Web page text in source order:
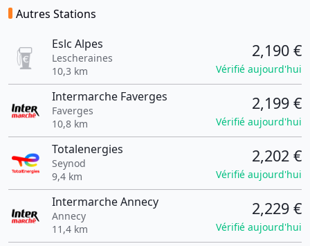
Autres Stations
Eslc Alpes
Lescheraines
10,3 km
2,190 €
Vérifié aujourd'hui
Intermarche Faverges
Faverges
10,8 km
2,199 €
Vérifié aujourd'hui
Totalenergies
Seynod
9,4 km
2,202 €
Vérifié aujourd'hui
Intermarche Annecy
Annecy
11,4 km
2,229 €
Vérifié aujourd'hui